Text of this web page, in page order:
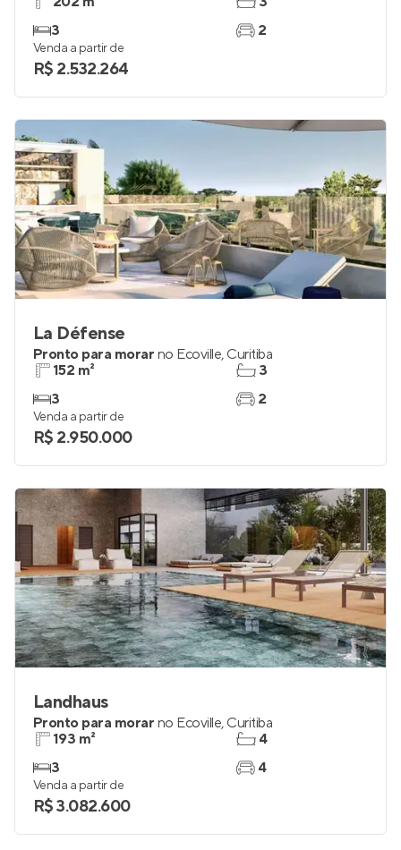
3
2
Venda a partir de
R$ 2.532.264
La Défense
Pronto para morar no Ecoville, Curitiba
152 m²
3
3
2
Venda a partir de
R$ 2.950.000
Landhaus
Pronto para morar no Ecoville, Curitiba
193 m²
3
4
4
Venda a partir de
R$ 3.082.600